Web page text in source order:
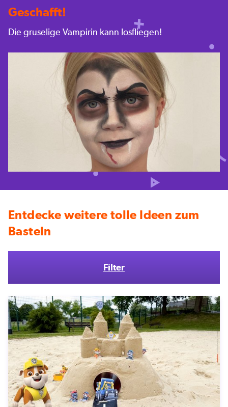
Geschafft!
Die gruselige Vampirin kann losfliegen!
Entdecke weitere tolle Ideen zum
Basteln
Filter